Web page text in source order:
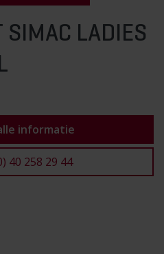
LADIES
informatie
40 258 29 44